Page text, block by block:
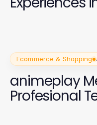
Ecommerce & Shopping
animeplay
Profesional